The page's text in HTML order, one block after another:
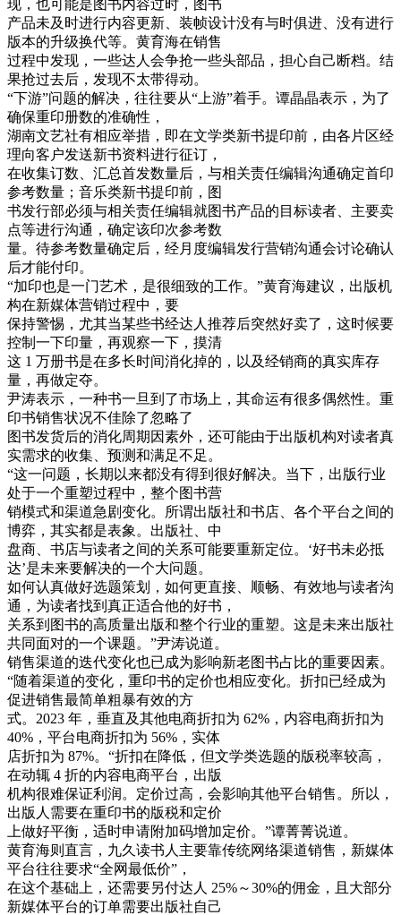
现，也可能是图书内容过时，图书
产品未及时进行内容更新、装帧设计没有与时俱进、没有进行
版本的升级换代等。黄育海在销售
过程中发现，一些达人会争抢一些头部品，担心自己断档。结
果抢过去后，发现不太带得动。
“下游”问题的解决，往往要从“上游”着手。谭晶晶表示，为了
确保重印册数的准确性，
湖南文艺社有相应举措，即在文学类新书提印前，由各片区经
理向客户发送新书资料进行征订，
在收集订数、汇总首发数量后，与相关责任编辑沟通确定首印
参考数量；音乐类新书提印前，图
书发行部必须与相关责任编辑就图书产品的目标读者、主要卖
点等进行沟通，确定该印次参考数
量。待参考数量确定后，经月度编辑发行营销沟通会讨论确认
后才能付印。
“加印也是一门艺术，是很细致的工作。”黄育海建议，出版机
构在新媒体营销过程中，要
保持警惕，尤其当某些书经达人推荐后突然好卖了，这时候要
控制一下印量，再观察一下，摸清
这 1 万册书是在多长时间消化掉的，以及经销商的真实库存
量，再做定夺。
尹涛表示，一种书一旦到了市场上，其命运有很多偶然性。重
印书销售状况不佳除了忽略了
图书发货后的消化周期因素外，还可能由于出版机构对读者真
实需求的收集、预测和满足不足。
“这一问题，长期以来都没有得到很好解决。当下，出版行业
处于一个重塑过程中，整个图书营
销模式和渠道急剧变化。所谓出版社和书店、各个平台之间的
博弈，其实都是表象。出版社、中
盘商、书店与读者之间的关系可能要重新定位。‘好书未必抵
达’是未来要解决的一个大问题。
如何认真做好选题策划，如何更直接、顺畅、有效地与读者沟
通，为读者找到真正适合他的好书，
关系到图书的高质量出版和整个行业的重塑。这是未来出版社
共同面对的一个课题。”尹涛说道。
销售渠道的迭代变化也已成为影响新老图书占比的重要因素。
“随着渠道的变化，重印书的定价也相应变化。折扣已经成为
促进销售最简单粗暴有效的方
式。2023 年，垂直及其他电商折扣为 62%，内容电商折扣为
40%，平台电商折扣为 56%，实体
店折扣为 87%。“折扣在降低，但文学类选题的版税率较高，
在动辄 4 折的内容电商平台，出版
机构很难保证利润。定价过高，会影响其他平台销售。所以，
出版人需要在重印书的版税和定价
上做好平衡，适时申请附加码增加定价。”谭菁菁说道。
黄育海则直言，九久读书人主要靠传统网络渠道销售，新媒体
平台往往要求“全网最低价”，
在这个基础上，还需要另付达人 25%～30%的佣金，且大部分
新媒体平台的订单需要出版社自己